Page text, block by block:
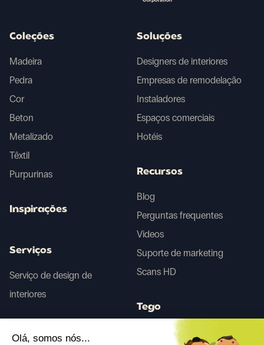
Coleções
Madeira
Pedra
Cor
Beton
Metalizado
Têxtil
Purpurinas
Inspirações
Serviços
Serviço de design de
interiores
Soluções
Designers de interiores
Empresas de remodelação
Instaladores
Espaços comerciais
Hotéis
Recursos
Blog
Perguntas frequentes
Videos
Suporte de marketing
Scans HD
Tego
Olá, somos nós...